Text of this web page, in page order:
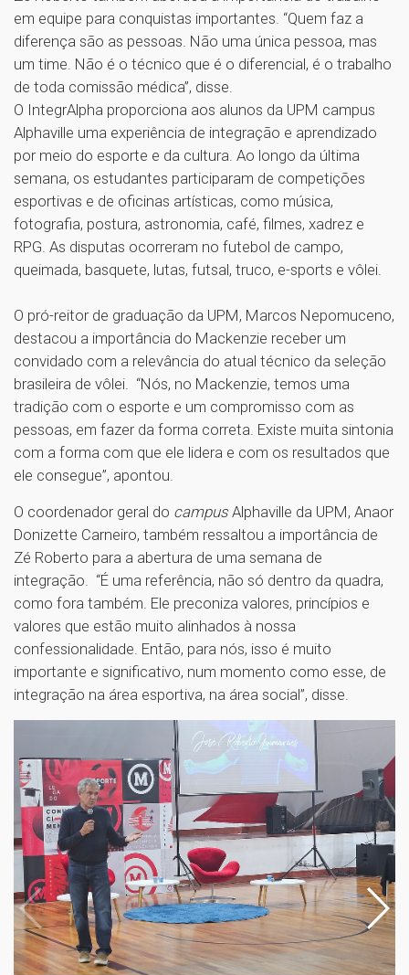
em equipe para conquistas importantes. “Quem faz a
diferença são as pessoas. Não uma única pessoa, mas
um time. Não é o técnico que é o diferencial, é o trabalho
de toda comissão médica”, disse.
O IntegrAlpha proporciona aos alunos da UPM campus
Alphaville uma experiência de integração e aprendizado
por meio do esporte e da cultura. Ao longo da última
semana, os estudantes participaram de competições
esportivas e de oficinas artísticas, como música,
fotografia, postura, astronomia, café, filmes, xadrez e
RPG. As disputas ocorreram no futebol de campo,
queimada, basquete, lutas, futsal, truco, e-sports e vôlei.
O pró-reitor de graduação da UPM, Marcos Nepomuceno,
destacou a importância do Mackenzie receber um
convidado com a relevância do atual técnico da seleção
brasileira de vôlei. “Nós, no Mackenzie, temos uma
tradição com o esporte e um compromisso com as
pessoas, em fazer da forma correta. Existe muita sintonia
com a forma com que ele lidera e com os resultados que
ele consegue”, apontou.
O coordenador geral do campus Alphaville da UPM, Anaor
Donizette Carneiro, também ressaltou a importância de
Zé Roberto para a abertura de uma semana de
integração. “É uma referência, não só dentro da quadra,
como fora também. Ele preconiza valores, princípios e
valores que estão muito alinhados à nossa
confessionalidade. Então, para nós, isso é muito
importante e significativo, num momento como esse, de
integração na área esportiva, na área social”, disse.